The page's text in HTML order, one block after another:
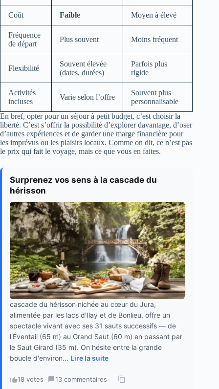
Coût Faible Moyen à élevé
Fréquence
de départ
Plus souvent Moins fréquent
Flexibilité
Souvent élevée
(dates, durées)
Parfois plus
rigide
Activités
incluses
Varie selon l’offre
Souvent plus
personnalisable
En bref, opter pour un séjour à petit budget, c’est choisir la
liberté. C’est s’offrir la possibilité d’explorer davantage, d’oser
d’autres expériences et de garder une marge financière pour
les imprévus ou les plaisirs locaux. Comme on dit, ce n’est pas
le prix qui fait le voyage, mais ce que vous en faites.
Surprenez vos sens à la cascade du
hérisson
cascade du hérisson nichée au cœur du Jura,
alimentée par les lacs d'Ilay et de Bonlieu, offre un
spectacle vivant avec ses 31 sauts successifs — de
l'Éventail (65 m) au Grand Saut (60 m) en passant par
le Saut Girard (35 m). On hésite entre la grande
boucle d'environ... Lire la suite
18 votes · 13 commentaires ·